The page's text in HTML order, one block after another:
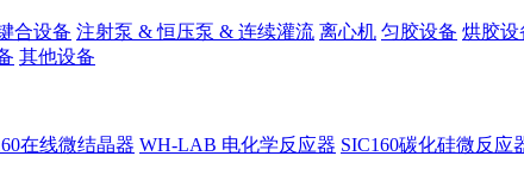
合设备 注射泵 & 恒压泵 & 连续灌流 离心机 匀胶设备 烘胶设
其他设备
在线微结晶器 WH-LAB 电化学反应器 SIC160碳化硅微反应